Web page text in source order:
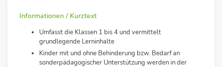
Informationen / Kurztext
Umfasst die Klassen 1 bis 4 und vermittelt
grundlegende Lerninhalte
Kinder mit und ohne Behinderung bzw. Bedarf an
sonderpädagogischer Unterstützung werden in der